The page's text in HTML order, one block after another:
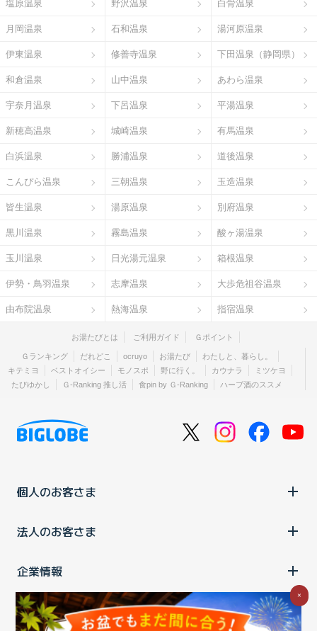
塩原温泉 野沢温泉 白骨温泉
月岡温泉 石和温泉 湯河原温泉
伊東温泉 修善寺温泉 下田温泉（静岡県）
和倉温泉 山中温泉 あわら温泉
宇奈月温泉 下呂温泉 平湯温泉
新穂高温泉 城崎温泉 有馬温泉
白浜温泉 勝浦温泉 道後温泉
こんぴら温泉 三朝温泉 玉造温泉
皆生温泉 湯原温泉 別府温泉
黒川温泉 霧島温泉 酸ヶ湯温泉
玉川温泉 日光湯元温泉 箱根温泉
伊勢・鳥羽温泉 志摩温泉 大歩危祖谷温泉
由布院温泉 熱海温泉 指宿温泉
お湯たびとは ご利用ガイド Ｇポイント
Ｇランキング だれどこ ocruyo お湯たび
わたしと、暮らし。
キテミヨ
ベストオイシー モノスポ 野に行く。 カウナラ
ミツケヨ
たびゆかし
Ｇ-Ranking 推し活 食pin by Ｇ-Ranking ハーブ酒のススメ
個人のお客さま
法人のお客さま
企業情報
ご利用中の方
×